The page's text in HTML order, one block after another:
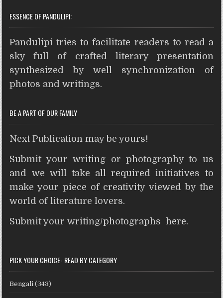
a
t
s
A
p
p
c
e
b
o
o
k
i
t
t
e
r
t
e
r
e
s
s
e
n
g
e
n
t
d
i
t
r
e
ESSENCE OF PANDULIPI:
Pandulipi tries to facilitate readers to read a
sky full of crafted literary presentation
synthesized by well synchronization of
photos and writings.
BE A PART OF OUR FAMILY
Next Publication may be yours!
Submit your writing or photography to us
and we will take all required initiatives to
make your piece of creativity viewed by the
world of literature lovers.
Submit your writing/photographshere.
PICK YOUR CHOICE- READ BY CATEGORY
Bengali (343)